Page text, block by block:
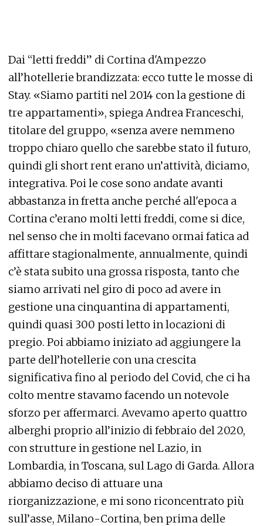
Dai “letti freddi” di Cortina d'Ampezzo
all’hotellerie brandizzata: ecco tutte le mosse di
Stay. «Siamo partiti nel 2014 con la gestione di
tre appartamenti», spiega Andrea Franceschi,
titolare del gruppo, «senza avere nemmeno
troppo chiaro quello che sarebbe stato il futuro,
quindi gli short rent erano un’attività, diciamo,
integrativa. Poi le cose sono andate avanti
abbastanza in fretta anche perché all'epoca a
Cortina c’erano molti letti freddi, come si dice,
nel senso che in molti facevano ormai fatica ad
affittare stagionalmente, annualmente, quindi
c’è stata subito una grossa risposta, tanto che
siamo arrivati nel giro di poco ad avere in
gestione una cinquantina di appartamenti,
quindi quasi 300 posti letto in locazioni di
pregio. Poi abbiamo iniziato ad aggiungere la
parte dell’hotellerie con una crescita
significativa fino al periodo del Covid, che ci ha
colto mentre stavamo facendo un notevole
sforzo per affermarci. Avevamo aperto quattro
alberghi proprio all’inizio di febbraio del 2020,
con strutture in gestione nel Lazio, in
Lombardia, in Toscana, sul Lago di Garda. Allora
abbiamo deciso di attuare una
riorganizzazione, e mi sono riconcentrato più
sull’asse, Milano-Cortina, ben prima delle